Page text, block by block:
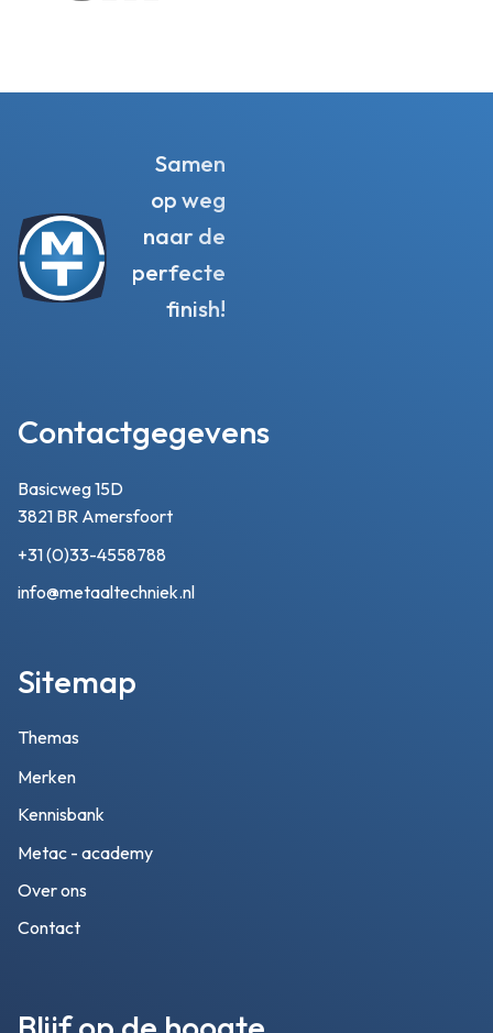
Samen
op weg
naar de
perfecte
finish!
Contactgegevens
Basicweg 15D
3821 BR Amersfoort
+31 (0)33-4558788
info@metaaltechniek.nl
Sitemap
Themas
Merken
Kennisbank
Metac - academy
Over ons
Contact